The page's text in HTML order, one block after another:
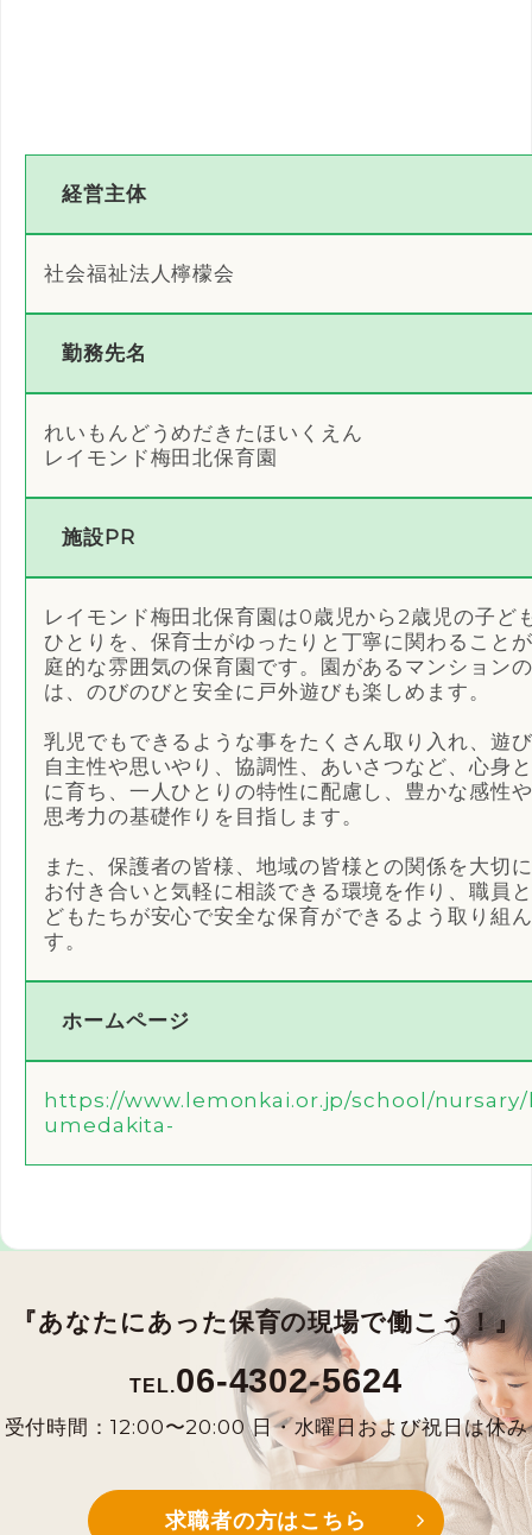
経営主体
社会福祉法人檸檬会
勤務先名
れいもんどうめだきたほいくえん
レイモンド梅田北保育園
施設PR
レイモンド梅田北保育園は0歳児から2歳児の子ど
ひとりを、保育士がゆったりと丁寧に関わること
庭的な雰囲気の保育園です。園があるマンション
は、のびのびと安全に戸外遊びも楽しめます。
乳児でもできるような事をたくさん取り入れ、遊
自主性や思いやり、協調性、あいさつなど、心身
に育ち、一人ひとりの特性に配慮し、豊かな感性
思考力の基礎作りを目指します。
また、保護者の皆様、地域の皆様との関係を大切
お付き合いと気軽に相談できる環境を作り、職員
どもたちが安心で安全な保育ができるよう取り組
す。
ホームページ
https://www.lemonkai.or.jp/school/
umedakita-
『あなたにあった保育の現場で働こう！』
TEL.06-4302-5624
受付時間：12:00〜20:00 日・水曜日および祝日は休み
求職者の方はこちら